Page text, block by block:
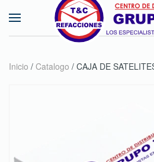
Skip to main content
Inicio / Catalogo / CAJA DE